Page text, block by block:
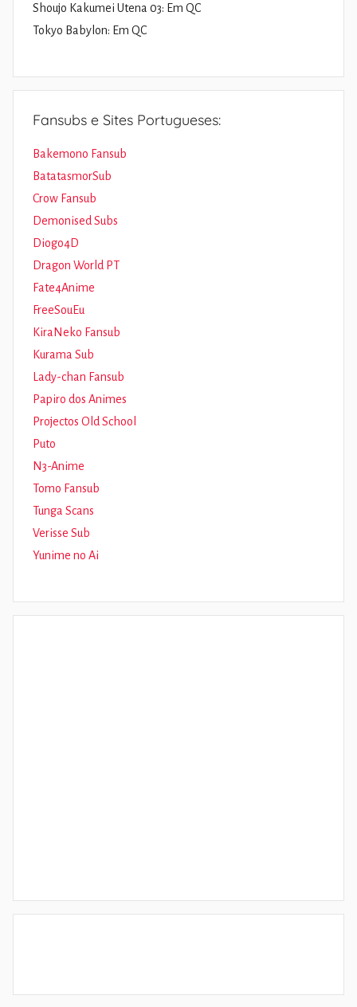
Shoujo Kakumei Utena 03: Em QC
Tokyo Babylon: Em QC
Fansubs e Sites Portugueses:
Bakemono Fansub
BatatasmorSub
Crow Fansub
Demonised Subs
Diogo4D
Dragon World PT
Fate4Anime
FreeSouEu
KiraNeko Fansub
Kurama Sub
Lady-chan Fansub
Papiro dos Animes
Projectos Old School
Puto
N3-Anime
Tomo Fansub
Tunga Scans
Verisse Sub
Yunime no Ai